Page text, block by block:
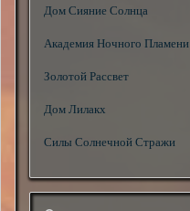
Дом Сияние Солнца
Академия Ночного Пламени
Золотой Рассвет
Дом Лилакх
Силы Солнечной Стражи